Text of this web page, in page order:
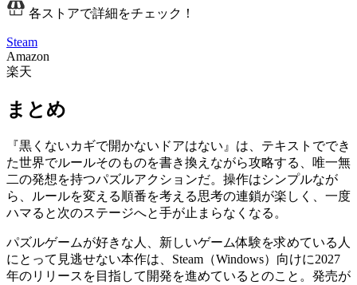
各ストアで詳細をチェック！
Steam
Amazon
楽天
まとめ
『黒くないカギで開かないドアはない』は、テキストででき
た世界でルールそのものを書き換えながら攻略する、 唯一無
二の発想を持つパズルアクションだ。操作はシンプルなが
ら、ルールを変える順番を考える思考の連鎖が楽しく、一度
ハマると次のステージへと手が止まらなくなる。
パズルゲームが好きな人、新しいゲーム体験を求めている人
にとって見逃せない本作は、Steam（Windows）向けに2027
年のリリースを目指して開発を進めているとのこと。発売が